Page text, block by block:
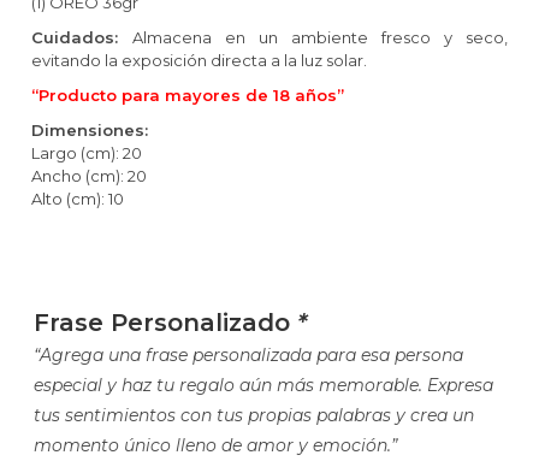
Cuidados: Almacena en un ambiente fresco y seco,
evitando la exposición directa a la luz solar.
“Producto para mayores de 18 años”
Dimensiones:
Largo (cm): 20
Ancho (cm): 20
Alto (cm): 10
Frase Personalizado *
“Agrega una frase personalizada para esa persona
especial y haz tu regalo aún más memorable. Expresa
tus sentimientos con tus propias palabras y crea un
momento único lleno de amor y emoción.”